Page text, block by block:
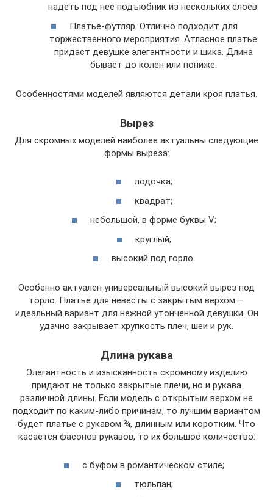
надеть под нее подъюбник из нескольких слоев.
Платье-футляр. Отлично подходит для
торжественного мероприятия. Атласное платье
придаст девушке элегантности и шика. Длина
бывает до колен или пониже.
Особенностями моделей являются детали кроя платья.
Вырез
Для скромных моделей наиболее актуальны следующие
формы выреза:
лодочка;
квадрат;
небольшой, в форме буквы V;
круглый;
высокий под горло.
Особенно актуален универсальный высокий вырез под
горло. Платье для невесты с закрытым верхом –
идеальный вариант для нежной утонченной девушки. Он
удачно закрывает хрупкость плеч, шеи и рук.
Длина рукава
Элегантность и изысканность скромному изделию
придают не только закрытые плечи, но и рукава
различной длины. Если модель с открытым верхом не
подходит по каким-либо причинам, то лучшим вариантом
будет платье с рукавом ¾, длинным или коротким. Что
касается фасонов рукавов, то их большое количество:
с буфом в романтическом стиле;
тюльпан;